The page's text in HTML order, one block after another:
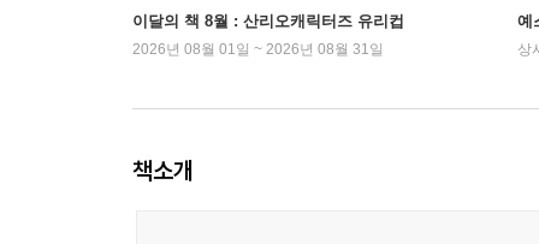
이달의 책 8월 : 산리오캐릭터즈 유리컵
2026년 08월 01일 ~ 2026년 08월 31일
예
상
책소개